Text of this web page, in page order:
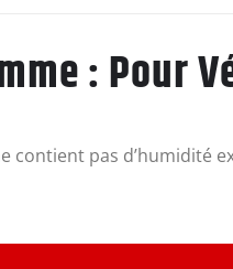
: Pour
contient pas d’humidité